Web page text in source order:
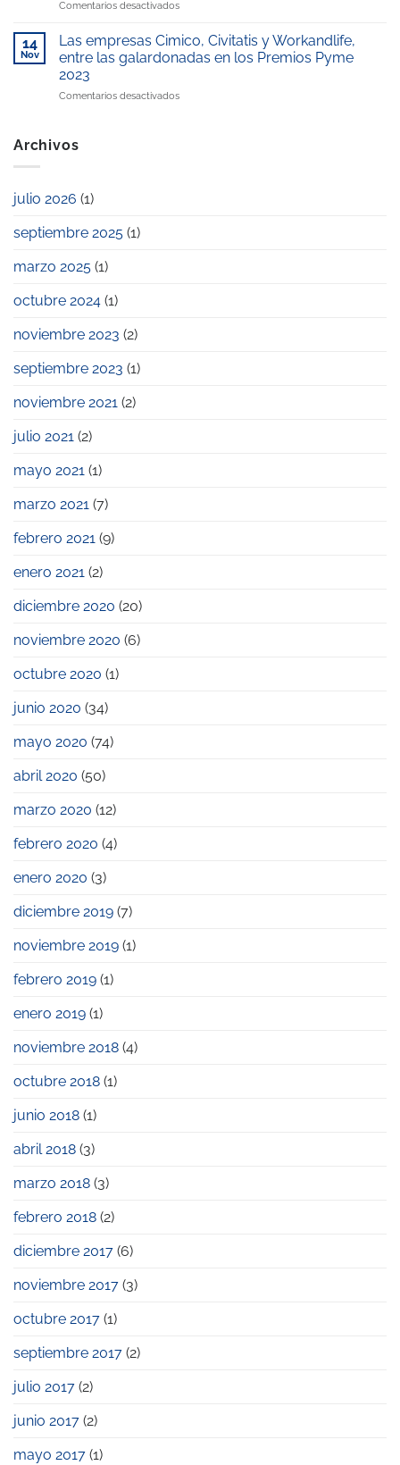
escuela
de
la
compromiso
la
conciliación
familiar
Premio
Educativa
2025
Comentarios desactivadosen
ahorrar
en
el
de
14
Nov
Las empresas Cimico, Civitatis y Workandlife,
entre las galardonadas en los Premios Pyme
2023
Comentarios desactivadosen
Archivos
julio 2026 (1)
septiembre 2025 (1)
marzo 2025 (1)
octubre 2024 (1)
noviembre 2023 (2)
septiembre 2023 (1)
noviembre 2021 (2)
julio 2021 (2)
mayo 2021 (1)
marzo 2021 (7)
febrero 2021 (9)
enero 2021 (2)
diciembre 2020 (20)
noviembre 2020 (6)
octubre 2020 (1)
junio 2020 (34)
mayo 2020 (74)
abril 2020 (50)
marzo 2020 (12)
febrero 2020 (4)
enero 2020 (3)
diciembre 2019 (7)
noviembre 2019 (1)
febrero 2019 (1)
enero 2019 (1)
noviembre 2018 (4)
octubre 2018 (1)
junio 2018 (1)
abril 2018 (3)
marzo 2018 (3)
febrero 2018 (2)
diciembre 2017 (6)
noviembre 2017 (3)
octubre 2017 (1)
septiembre 2017 (2)
julio 2017 (2)
junio 2017 (2)
mayo 2017 (1)